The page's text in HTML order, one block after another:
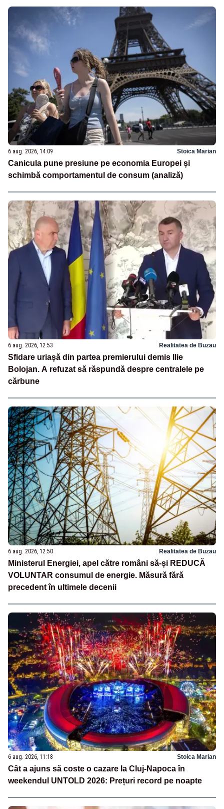
6 aug. 2026, 14:09 Stoica Marian
Canicula pune presiune pe economia Europei și
schimbă comportamentul de consum (analiză)
6 aug. 2026, 12:53 Realitatea de Buzau
Sfidare uriașă din partea premierului demis Ilie
Bolojan. A refuzat să răspundă despre centralele pe
cărbune
6 aug. 2026, 12:50 Realitatea de Buzau
Ministerul Energiei, apel către români să-și REDUCĂ
VOLUNTAR consumul de energie. Măsură fără
precedent în ultimele decenii
6 aug. 2026, 11:18 Stoica Marian
Cât a ajuns să coste o cazare la Cluj-Napoca în
weekendul UNTOLD 2026: Prețuri record pe noapte